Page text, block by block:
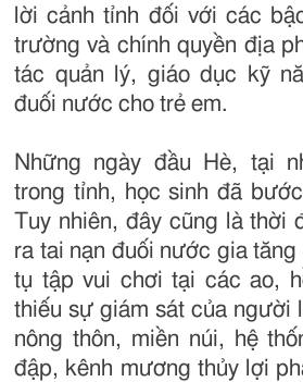
lời cảnh tỉnh đối với các
trường và chính quyền địa
tác quản lý, giáo dục kỹ
đuối nước cho trẻ em.
Những ngày đầu Hè, tại
trong tỉnh, học sinh đã
Tuy nhiên, đây cũng là thời
ra tai nạn đuối nước gia
tụ tập vui chơi tại các ao,
thiếu sự giám sát của người
nông thôn, miền núi, hệ
đập, kênh mương thủy lợi